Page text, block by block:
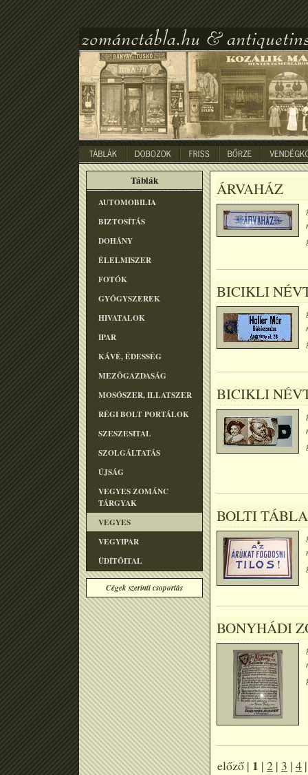
Táblák
AUTOMOBILIA
BIZTOSÍTÁS
DOHÁNY
ÉLELMISZER
FOTÓK
GYÓGYSZEREK
HIVATALOK
IPAR
KÁVÉ, ÉDESSÉG
MEZÕGAZDASÁG
MOSÓSZER, ILLATSZER
RÉGI BOLT PORTÁLOK
SZESZESITAL
SZOLGÁLTATÁS
ÚJSÁG
VEGYES ZOMÁNC
TÁRGYAK
VEGYES
VEGYIPAR
ÜDÍTÕITAL
Cégek szerinti csoportás
ÁRVAHÁZ
BICIKLI
BICIKLI
BOLTI TÁBLA
BONYHÁDI
előző | 1 | 2 | 3 | 4